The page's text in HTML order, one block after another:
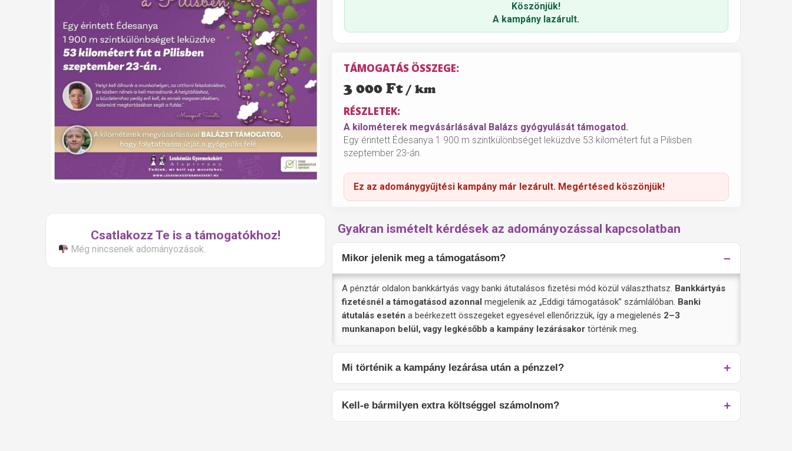
Köszönjük!
A kampány lazárult.
TÁMOGATÁS ÖSSZEGE:
3 000Ft
RÉSZLETEK:
A kilométerek megvásárlásával Balázs gyógyulását támogatod.
Egy érintett Édesanya 1 900 m szintkülönbséget leküzdve 53 kilométert fut a Pilisben
szeptember 23-án.
Ez az adománygyűjtési kampány már lezárult. Megértésed köszönjük!
Csatlakozz Te is a támogatókhoz!
Még nincsenek adományozások.
Gyakran ismételt kérdések az adományozással kapcsolatban
Mikor jelenik meg a támogatásom?
A pénztár oldalon bankkártyás vagy banki átutalásos fizetési mód közül választhatsz. Bankkártyás
fizetésnél a támogatásod azonnal megjelenik az „Eddigi támogatások” számlálóban. Banki
átutalás esetén a beérkezett összegeket egyesével ellenőrizzük, így a megjelenés 2–3
munkanapon belül, vagy legkésőbb a kampány lezárásakor történik meg.
Mi történik a kampány lezárása után a pénzzel?
Kell-e bármilyen extra költséggel számolnom?